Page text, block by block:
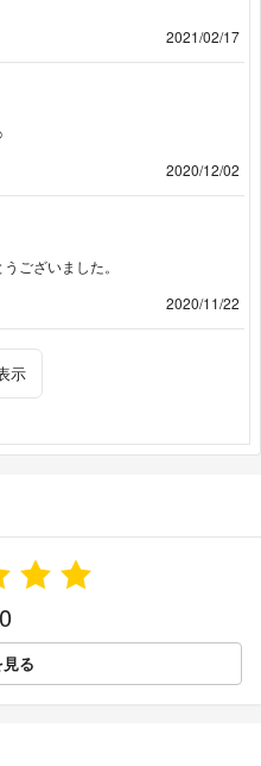
2021/02/17
2020/12/02
ございました。
2020/11/22
示
る